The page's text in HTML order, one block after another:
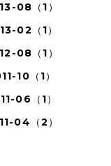
08（1）
02（1）
08（1）
10（1）
06（1）
04（2）